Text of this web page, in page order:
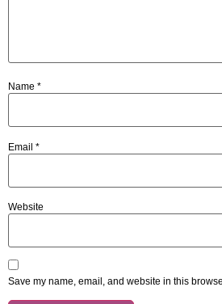
Name *
Email *
Website
Save my name, email, and website in this